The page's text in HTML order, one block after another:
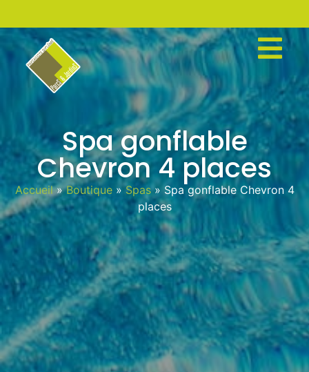
Spa gonflable
Chevron 4 places
Accueil » Boutique » Spas » Spa gonflable Chevron 4
places